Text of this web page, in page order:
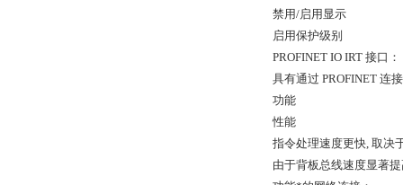
禁用/启用显示
启用保护级别
PROFINET IO IRT 接口：
具有通过 PROFINET 连
功能
性能
指令处理速度更快, 取决
由于背板总线速度显著